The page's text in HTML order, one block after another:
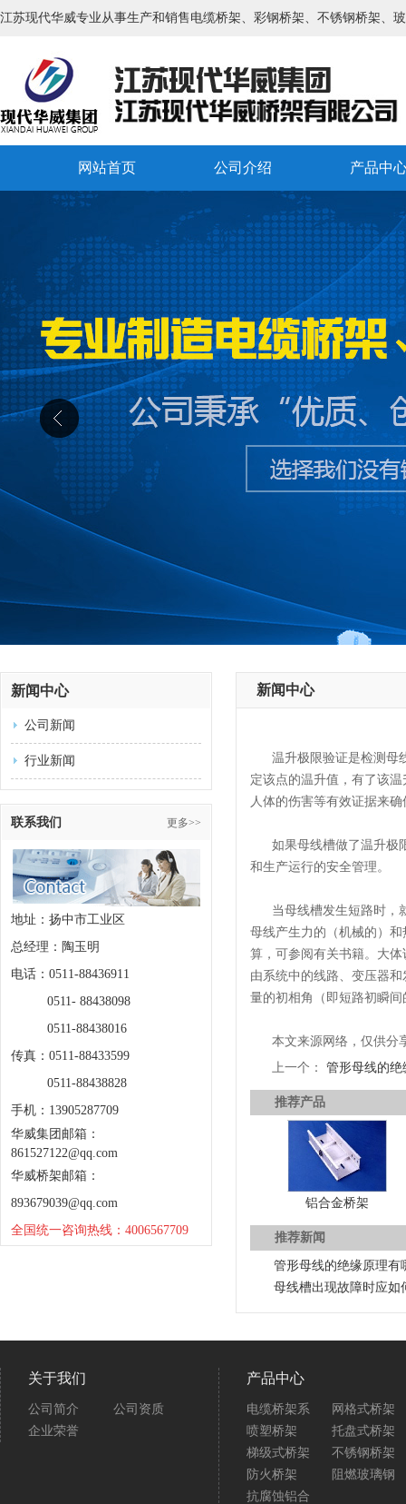
江苏现代华威专业从事生产和销售电缆桥架、彩钢桥架、不锈钢桥架、
网站首页 公司介绍 产品中
新闻中心
公司新闻
行业新闻
联系我们 更多>>
地址：扬中市工业区
总经理：陶玉明
电话：0511-88436911
0511- 88438098
0511-88438016
传真：0511-88433599
0511-88438828
手机：13905287709
华威集团邮箱：
861527122@qq.com
华威桥架邮箱：
893679039@qq.com
全国统一咨询热线：4006567709
新闻中心
温升极限验证是检测母
定该点的温升值，有了该
人体的伤害等有效证据来
如果母线槽做了温升极
和生产运行的安全管理。
当母线槽发生短路时，
母线产生力的（机械的）
算，可参阅有关书籍。大
由系统中的线路、变压器
量的初相角（即短路初瞬
本文来源网络，仅供分
上一个： 管形母线的
推荐产品
铝合金桥架
推荐新闻
管形母线的绝缘原理有
母线槽出现故障时应如
关于我们
公司简介
公司资质
企业荣誉
产品中心
电缆桥架系
网格式桥架
喷塑桥架
托盘式桥架
梯级式桥架
不锈钢桥架
防火桥架
阻燃玻璃钢
抗腐蚀铝合